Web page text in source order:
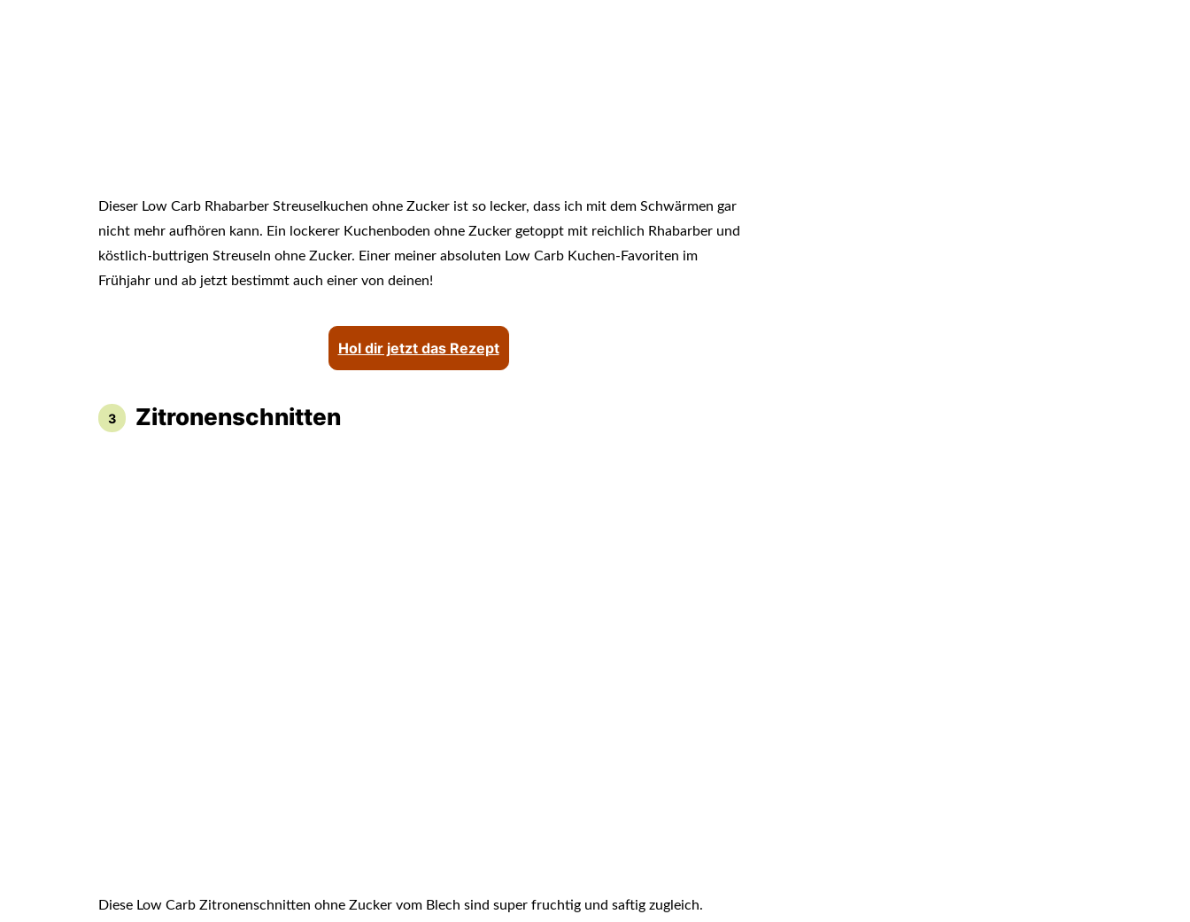
Dieser Low Carb Rhabarber Streuselkuchen ohne Zucker ist so lecker, dass ich mit dem Schwärmen gar
nicht mehr aufhören kann. Ein lockerer Kuchenboden ohne Zucker getoppt mit reichlich Rhabarber und
köstlich-buttrigen Streuseln ohne Zucker. Einer meiner absoluten Low Carb Kuchen-Favoriten im
Frühjahr und ab jetzt bestimmt auch einer von deinen!
Hol dir jetzt das Rezept
Zitronenschnitten
Diese Low Carb Zitronenschnitten ohne Zucker vom Blech sind super fruchtig und saftig zugleich.